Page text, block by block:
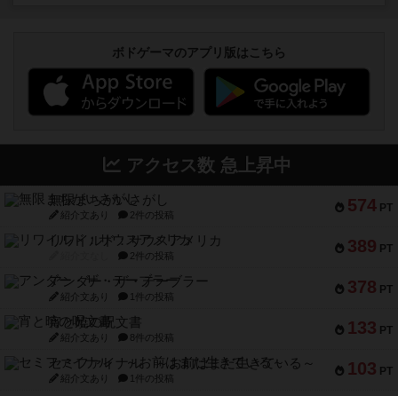
ボドゲーマのアプリ版はこちら
アクセス数 急上昇中
574 PT
無限まちがいさがし
紹介文あり 2件の投稿
389 PT
リワイルド：サウスアメリカ
2件の投稿
378 PT
アンダー・ザ・テーブラー
紹介文あり 1件の投稿
133 PT
宵と暁の呪文書
紹介文あり 8件の投稿
103 PT
セミファイナル ～お前はまだ生きている～
紹介文あり 1件の投稿